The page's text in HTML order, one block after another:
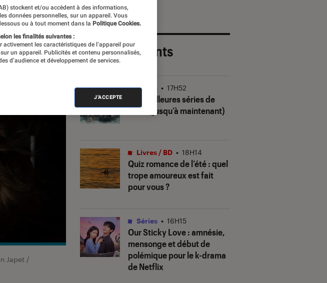
Japet /
Les plus récents
Les meilleures séries de
2026 (jusqu’à maintenant)
Séries • 17H52
Quiz romance de l’été : quel
trope amoureux est fait
pour vous ?
Livres / BD • 18H14
Our Sticky Love: amnésie,
mensonge et début de
polémique pour le k-drama
de Netflix
Séries • 16H15
stockent et/ou accèdent à des informations,
données personnelles, sur un appareil. Vous
ou à tout moment dans la Politique Cookies.
les finalités suivantes :
les caractéristiques de l’appareil pour
un appareil. Publicités et contenu personnalisés,
d’audience et développement de services.
J'ACCEPTE